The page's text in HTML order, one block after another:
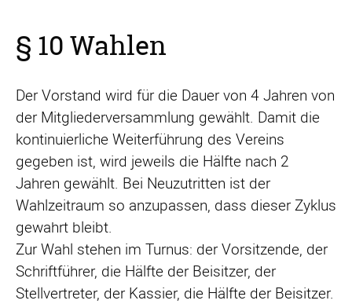
§ 10 Wahlen
Der Vorstand wird für die Dauer von 4 Jahren von
der Mitgliederversammlung gewählt. Damit die
kontinuierliche Weiterführung des Vereins
gegeben ist, wird jeweils die Hälfte nach 2
Jahren gewählt. Bei Neuzutritten ist der
Wahlzeitraum so anzupassen, dass dieser Zyklus
gewahrt bleibt.
Zur Wahl stehen im Turnus: der Vorsitzende, der
Schriftführer, die Hälfte der Beisitzer, der
Stellvertreter, der Kassier, die Hälfte der Beisitzer.